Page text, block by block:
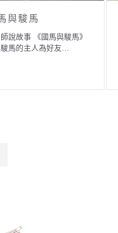
與駿馬
說故事 《國馬與駿馬》
馬的主人為好友…